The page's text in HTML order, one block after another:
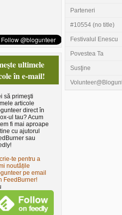
ultimele
în e-mail!
să primeşti
articole
direct în
ul tau? Acum
fi mai aproape
cu ajutorul
sau
te pentru a
noutățile
pe email
FeedBurner!
Parteneri
#10554 (no title)
Festivalul Enescu
Povestea Ta
Susţine